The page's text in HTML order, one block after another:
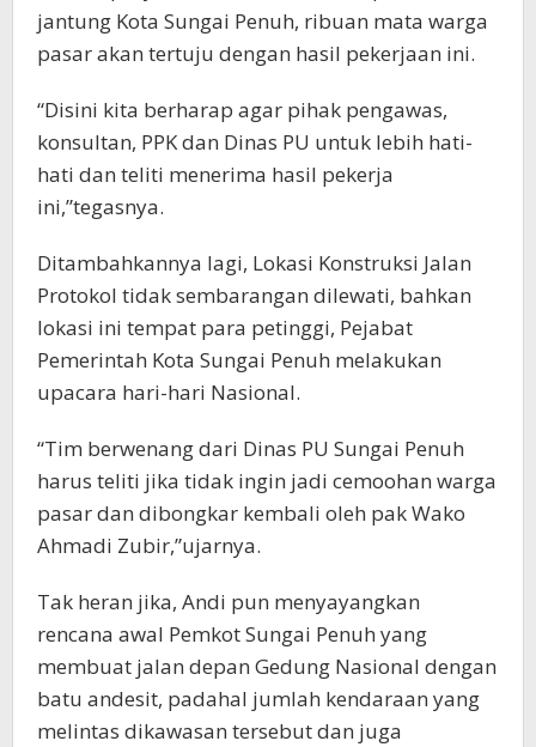
jantung Kota Sungai Penuh, ribuan mata warga
pasar akan tertuju dengan hasil pekerjaan ini.
“Disini kita berharap agar pihak pengawas,
konsultan, PPK dan Dinas PU untuk lebih hati-
hati dan teliti menerima hasil pekerja
ini,”tegasnya.
Ditambahkannya lagi, Lokasi Konstruksi Jalan
Protokol tidak sembarangan dilewati, bahkan
lokasi ini tempat para petinggi, Pejabat
Pemerintah Kota Sungai Penuh melakukan
upacara hari-hari Nasional.
“Tim berwenang dari Dinas PU Sungai Penuh
harus teliti jika tidak ingin jadi cemoohan warga
pasar dan dibongkar kembali oleh pak Wako
Ahmadi Zubir,”ujarnya.
Tak heran jika, Andi pun menyayangkan
rencana awal Pemkot Sungai Penuh yang
membuat jalan depan Gedung Nasional dengan
batu andesit, padahal jumlah kendaraan yang
melintas dikawasan tersebut dan juga